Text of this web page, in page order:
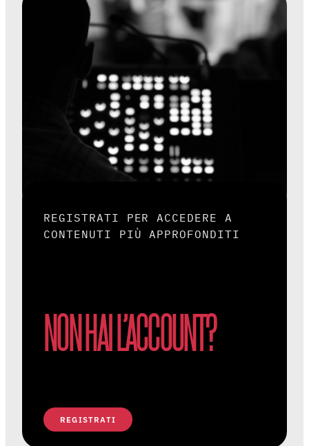
REGISTRATI PER ACCEDERE A
CONTENUTI PIÙ APPROFONDITI
NON HAI L’ACCOUNT?
REGISTRATI